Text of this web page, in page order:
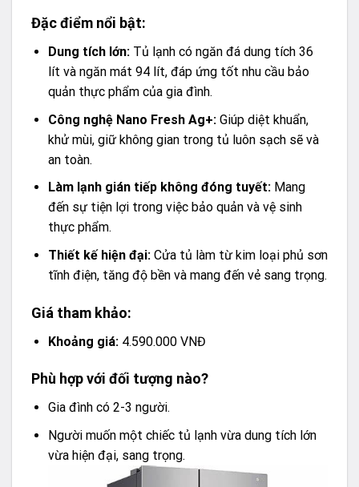
Đặc điểm nổi bật:
Dung tích lớn:Tủ lạnh có ngăn đá dung tích 36
lít và ngăn mát 94 lít, đáp ứng tốt nhu cầu bảo
quản thực phẩm của gia đình.
Công nghệ Nano Fresh Ag+:Giúp diệt khuẩn,
khử mùi, giữ không gian trong tủ luôn sạch sẽ và
an toàn.
Làm lạnh gián tiếp không đóng tuyết:Mang
đến sự tiện lợi trong việc bảo quản và vệ sinh
thực phẩm.
Thiết kế hiện đại:Cửa tủ làm từ kim loại phủ sơn
tĩnh điện, tăng độ bền và mang đến vẻ sang trọng.
Giá tham khảo:
Khoảng giá:4.590.000 VNĐ
Phù hợp với đối tượng nào?
Gia đình có 2-3 người.
Người muốn một chiếc tủ lạnh vừa dung tích lớn
vừa hiện đại, sang trọng.